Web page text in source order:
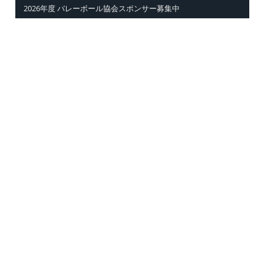
2026年度 バレーボール協会スポンサー募集中